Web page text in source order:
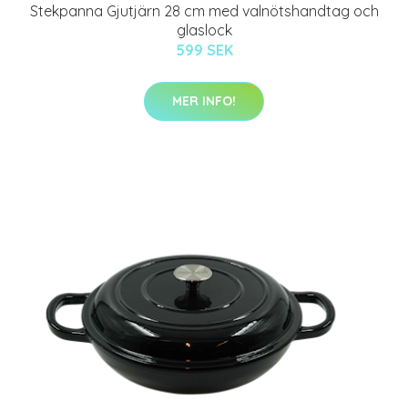
Stekpanna Gjutjärn 28 cm med valnötshandtag och
glaslock
599 SEK
MER INFO!